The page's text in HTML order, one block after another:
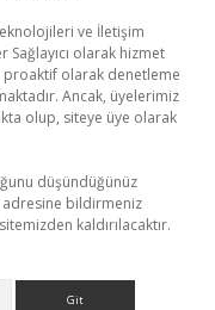
ve İletişim
Sağlayıcı olarak hizmet
olarak denetleme
Ancak, üyelerimiz
olup, siteye üye olarak
düşündüğünüz
adresine bildirmeniz
kaldırılacaktır.